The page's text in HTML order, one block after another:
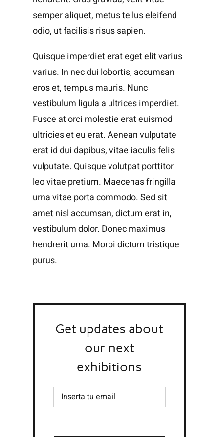
semper aliquet, metus tellus eleifend
odio, ut facilisis risus sapien.
Quisque imperdiet erat eget elit varius
varius. In nec dui lobortis, accumsan
eros et, tempus mauris. Nunc
vestibulum ligula a ultrices imperdiet.
Fusce at orci molestie erat euismod
ultricies et eu erat. Aenean vulputate
erat id dui dapibus, vitae iaculis felis
vulputate. Quisque volutpat porttitor
leo vitae pretium. Maecenas fringilla
urna vitae porta commodo. Sed sit
amet nisl accumsan, dictum erat in,
vestibulum dolor. Donec maximus
hendrerit urna. Morbi dictum tristique
purus.
Get updates about
our next
exhibitions